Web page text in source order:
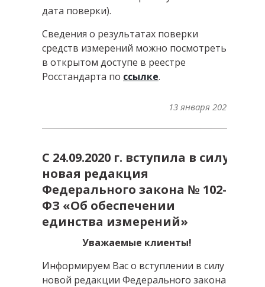
дата поверки).
Сведения о результатах поверки
средств измерений можно посмотреть
в открытом доступе в реестре
Росстандарта по ссылке.
13 января 2021
С 24.09.2020 г. вступила в силу
новая редакция
Федерального закона № 102-
ФЗ «Об обеспечении
единства измерений»
Уважаемые клиенты!
Информируем Вас о вступлении в силу
новой редакции Федерального закона